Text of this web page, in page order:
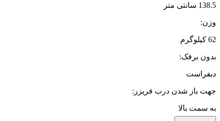
138.5 سانتی متر
وزن:
62 کیلوگرم
بدون برفک:
دیفراست
جهت باز شدن درب فریزر :
به سمت بالا